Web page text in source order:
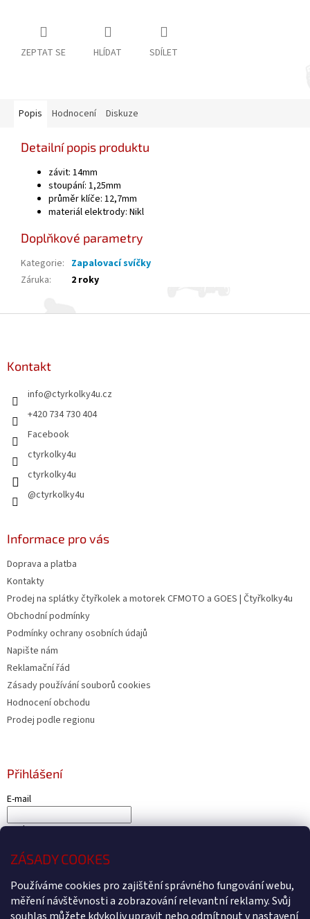
ZÁSADY COOKES
Používáme cookies pro zajištění správného fungování webu,
měření návštěvnosti a zobrazování relevantní reklamy. Svůj
ZEPTAT SE HLÍDAT SDÍLET
Popis Hodnocení Diskuze
Detailní popis produktu
závit: 14mm
stoupání: 1,25mm
průměr klíče: 12,7mm
materiál elektrody: Nikl
Doplňkové parametry
Kategorie: Zapalovací svíčky
Záruka: 2 roky
Kontakt
info@ctyrkolky4u.cz
+420 734 730 404
Facebook
ctyrkolky4u
ctyrkolky4u
@ctyrkolky4u
Informace pro vás
Doprava a platba
Kontakty
Prodej na splátky čtyřkolek a motorek CFMOTO a GOES | Čtyřkolky4u
Obchodní podmínky
Podmínky ochrany osobních údajů
Napište nám
Reklamační řád
Zásady používání souborů cookies
Hodnocení obchodu
Prodej podle regionu
Přihlášení
E-mail
Heslo
PŘIHLÁSIT SE
Nová registraceZapomenuté heslo